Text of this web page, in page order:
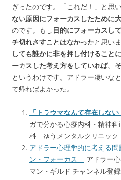
ぎったのです。「これだ！」と思い
ない原因にフォーカスしたために
のです。もし 目的にフォーカスし
チ切れさすことはなかったと思いま
しても誰かに非を押し付けること
ーカスした考え方をしていれば、
というわけです。アドラー凄いな
て帰ればよかった。
「トラウマなんて存在しない
ガで分かる心療内科・精神
科 ゆうメンタルクリニック
アドラー心理学的に考える
ン・フォーカス」
アドラー
マン・ギルド チャンネル登